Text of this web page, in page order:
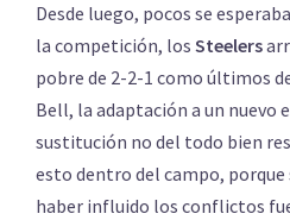
Desde luego, pocos se
la competición, los Steelers
pobre de 2-2-1 como últimos
Bell, la adaptación a un nuevo
sustitución no del todo bien
esto dentro del campo,
haber influido los conflictos